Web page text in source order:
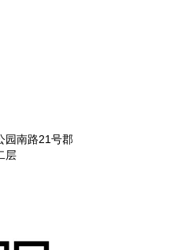
园南路21号郡
层